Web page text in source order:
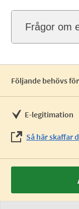
Frågor om
Följande behövs
E-legitimation
Så här skaffar